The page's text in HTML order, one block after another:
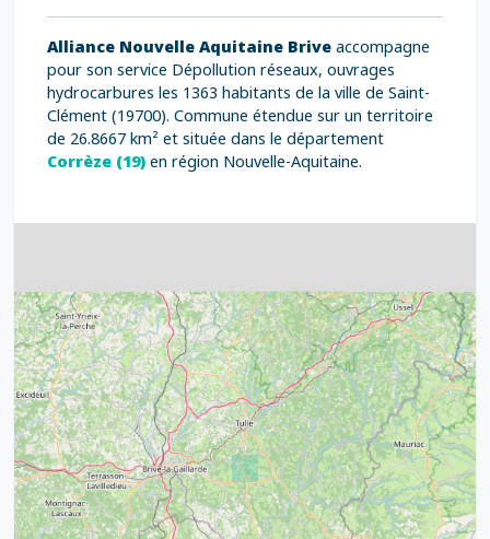
Alliance Nouvelle Aquitaine Brive accompagne
pour son service Dépollution réseaux, ouvrages
hydrocarbures les 1363 habitants de la ville de Saint-
Clément (19700). Commune étendue sur un territoire
de 26.8667 km² et située dans le département
Corrèze (19) en région Nouvelle-Aquitaine.
4
15
21
32
39
52 68
43